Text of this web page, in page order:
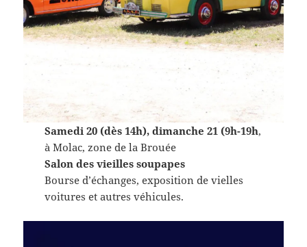
Samedi 20 (dès 14h), dimanche 21 (9h-19h,
à Molac, zone de la Brouée
Salon des vieilles soupapes
Bourse d’échanges, exposition de vielles
voitures et autres véhicules.